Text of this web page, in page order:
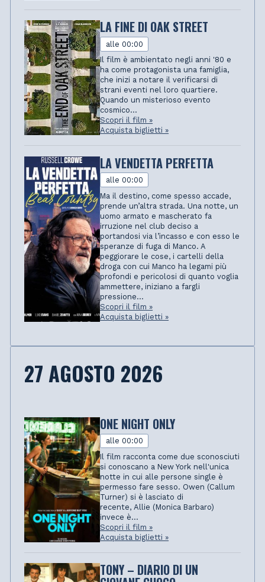
LA FINE DI OAK STREET
alle 00:00
Il film è ambientato negli anni '80 e
ha come protagonista una famiglia,
che inizi a notare il verificarsi di
strani eventi nel loro quartiere.
Quando un misterioso evento
cosmico...
Scopri il film »
Acquista biglietti »
LA VENDETTA PERFETTA
alle 00:00
Ma il destino, come spesso accade,
prende un’altra strada. Una notte, un
uomo armato e mascherato fa
irruzione nel club deciso a
portandosi via l’incasso e con esso le
speranze di fuga di Manco. A
peggiorare le cose, i cartelli della
droga con cui Manco ha legami più
profondi e pericolosi di quanto voglia
ammettere, iniziano a fargli
pressione...
Scopri il film »
Acquista biglietti »
27 AGOSTO 2026
ONE NIGHT ONLY
alle 00:00
Il film racconta come due sconosciuti
si conoscano a New York nell'unica
notte in cui alle persone single è
permesso fare sesso. Owen (Callum
Turner) si è lasciato di
recente, Allie (Monica Barbaro)
invece è...
Scopri il film »
Acquista biglietti »
TONY – DIARIO DI UN